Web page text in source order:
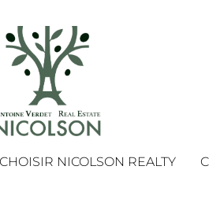
CHOISIR NICOLSON REALTY